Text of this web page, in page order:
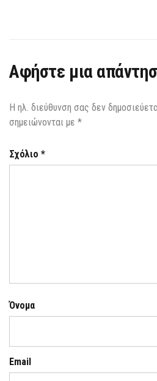
Αφήστε μια
Η ηλ. διεύθυνση σας δεν
σημειώνονται με *
Σχόλιο *
Όνομα
Email